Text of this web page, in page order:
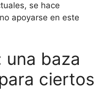
se hace
apoyarse en este
una baza
ciertos